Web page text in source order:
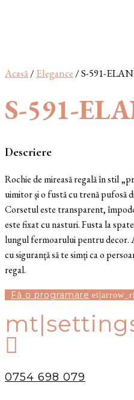
Acasă/Elegance / S-591-
S-591-
Descriere
Rochie de mireasă regală în stil
uimitor și o fustă cu trenă pufosă
Corsetul este transparent,
este fixat cu nasturi. Fusta la
lungul fermoarului pentru decor.
cu siguranță să te simți ca o
regal.
Fă o programare

0754 698 079